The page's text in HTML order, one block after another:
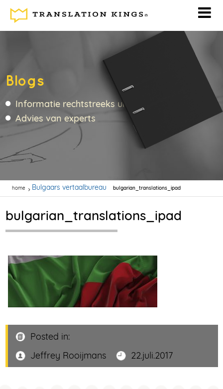
Blogs
Informatie rechtstreeks uit de vertaalbranche
Advies van experts
home Bulgaars vertaalbureau bulgarian_translations_ipad
bulgarian_translations_ipad
Posted in:
Jeffrey Rooijmans
22.juli.2017